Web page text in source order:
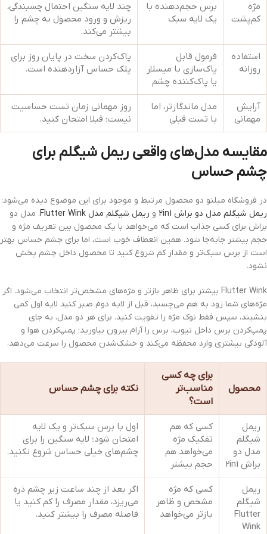
مژه
کم‌پشت
برس حجم‌دهنده با
یک لایه سبک
چند لایه سنگین احتمال چسبندگی،
ریزش و ورود محصول به چشم را
بیشتر می‌کند.
استفاده
روزانه
فرمول قابل
پاک‌سازی با میسلار
یا پاک‌کننده چشم
پاک‌کردن سخت در پایان روز برای
پلک حساس آزاردهنده است.
آرایش
مهمانی
مدل ماندگارتر، اما
با تست قبلی
روز مهمانی زمان تست حساسیت
نیست؛ قبلا امتحان کنید.
مقایسه مدل‌های واقعی ریمل شیگلم برای
چشم حساس
در فروشگاه میلنو دو محصول مرتبط و موجود برای این موضوع دیده می‌شود:
ریمل شیگلم مدل دو براش 2in1
و ریمل شیگلم مدل Flutter Wink
. مدل دو
براش برای کسی جذاب است که می‌خواهد با یک محصول بین تعریف مژه و
حجم بیشتر جابه‌جا شود. همین انعطاف خوب است، اما برای چشم حساس بهتر
است از برس سبک‌تر و مقدار کم شروع کنید تا محصول داخل چشم پخش
نشود.
Flutter Wink بیشتر برای ظاهر بازتر و مژه‌های مشخص‌تر انتخاب می‌شود. اگر
مژه‌های شما زود به هم می‌چسبد، قبل از لایه دوم صبر کنید لایه اول کمی
بنشیند، سپس فقط نوک مژه را تقویت کنید. برای هر دو مدل، به جای
پمپ‌کردن برس داخل تیوب، برس را آرام بیرون بیاورید؛ پمپ‌کردن هوا و
آلودگی بیشتری وارد محفظه می‌کند و خشک‌شدن محصول را سرعت می‌دهد.
محصول
برای چه کسی
مناسب‌تر
است؟
نکته برای چشم حساس
ریمل
شیگلم
مدل دو
براش 2in1
کسی که هم
تفکیک مژه
می‌خواهد هم
حجم بیشتر
اول با برس سبک‌تر و یک لایه
امتحان شود؛ لایه سنگین را برای
چشم‌های خیلی حساس شروع نکنید.
ریمل
شیگلم
Flutter
Wink
کسی که مژه
مشخص و ظاهر
بازتر می‌خواهد
اگر بعد از چند ساعت زیر چشم ذره
می‌ریزد، مقدار مصرف را کم کنید یا
فاصله مصرف را بیشتر کنید.